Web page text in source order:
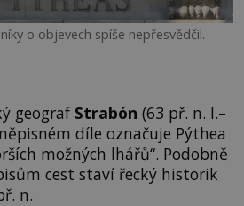
o objevech spíše nepřesvědčil.
geograf Strabón (63 př. n. l.–
díle označuje Pýthea
možných lhářů“. Podobně
cest staví řecký historik
n.